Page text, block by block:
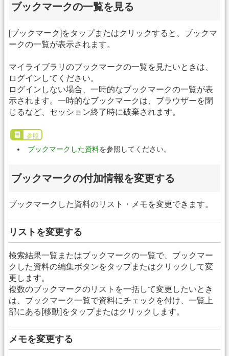
ブックマークの一覧を見る
[ブックマーク]をタップまたはクリックすると、ブックマ
ークの一覧が表示されます。
マイライブラリのブックマークの一覧を見たいときは、
ログインしてください。
ログインしない場合、一時的なブックマークの一覧が表
示されます。一時的なブックマークは、ブラウザーを閉
じるなど、セッション終了時に破棄されます。
参照
ブックマークした資料を参照してください。
ブックマークの付加情報を変更する
ブックマークした資料のリスト・メモを変更できます。
リストを変更する
検索結果一覧またはブックマークの一覧で、ブックマー
クした資料の編集ボタンをタップまたはクリックして変
更します。
複数のブックマークのリストを一括して変更したいとき
は、ブックマーク一覧で資料にチェックを付け、一覧上
部にある[移動]をタップまたはクリックします。
メモを変更する